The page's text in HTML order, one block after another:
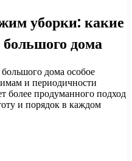
уборки: какие
дома
дома особое
и периодичности
более продуманного подход
и порядок в каждом